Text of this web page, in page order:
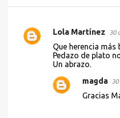
C
Lola Martínez 30
Que herencia
Pedazo de plato
Un abrazo.
magda
Gracias